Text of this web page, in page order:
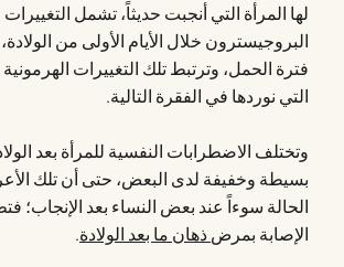
لها المرأة التي أنجبت حديثاً، تشمل
البروجيسترون خلال الأيام الأولى من
فترة الحمل، وترتبط تلك التغييرات
التي نوردها في الفقرة التالية.
وتختلف الاضطرابات النفسية للمرأة بعد
بسيطة وخفيفة لدى البعض، حتى أن تلك
الحالة سوءاً عند بعض النساء بعد الإنجاب؛
الإصابة بمرضذهان ما بعد الولادة.